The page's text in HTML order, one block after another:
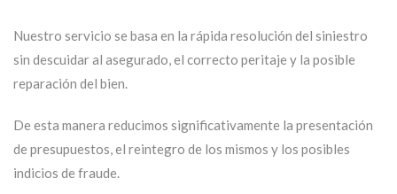
Nuestro servicio se basa en la rápida resolución del siniestro
sin descuidar al asegurado, el correcto peritaje y la posible
reparación del bien.
De esta manera reducimos significativamente la presentación
de presupuestos, el reintegro de los mismos y los posibles
indicios de fraude.